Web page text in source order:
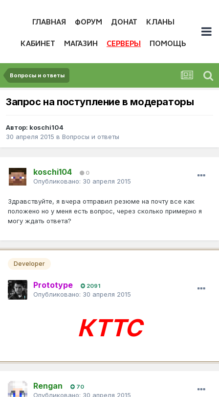
ГЛАВНАЯ ФОРУМ ДОНАТ КЛАНЫ
КАБИНЕТ МАГАЗИН СЕРВЕРЫ ПОМОЩЬ
Вопросы и ответы
Запрос на поступление в модераторы
Автор: koschi104
30 апреля 2015 в Вопросы и ответы
koschi104 0
Опубликовано: 30 апреля 2015
Здравствуйте, я вчера отправил резюме на почту все как
положено но у меня есть вопрос, через сколько примерно я
могу ждать ответа?
Developer
Prototype 2091
Опубликовано: 30 апреля 2015
КТТС
Rengan 70
Опубликовано: 30 апреля 2015